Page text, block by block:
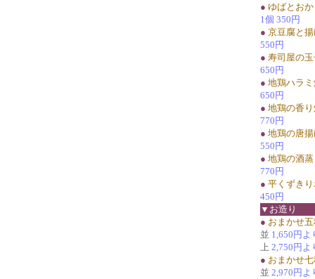
● ゆばとお
1個 350円
● 京豆腐と
550円
● 寿司屋の
650円
● 地鶏ハラ
650円
● 地鶏の香
770円
● 地鶏の唐
550円
● 地鶏の酒
770円
● 平くずき
450円
▼お造り
● おまかせ
並 1,650円よ
上 2,750円よ
● おまかせ
並 2,970円よ